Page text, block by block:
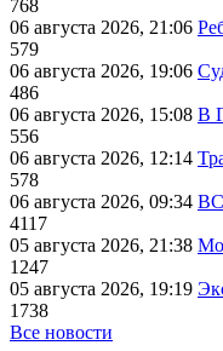
768
06 августа 2026, 21:06
579
06 августа 2026, 19:06
486
06 августа 2026, 15:08 В
556
06 августа 2026, 12:14
578
06 августа 2026, 09:34
4117
05 августа 2026, 21:38
1247
05 августа 2026, 19:19
1738
Все новости